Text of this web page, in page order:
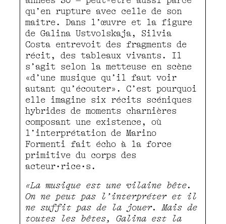
qu’en rupture avec celle de son
maître. Dans l’œuvre et la figure
de Galina Ustvolskaja, Silvia
Costa entrevoit des fragments de
récit, des tableaux vivants. Il
s’agit selon la metteuse en scène
«d’une musique qu’il faut voir
autant qu’écouter». C’est pourquoi
elle imagine six récits scéniques
hybrides de moments charnières
composant une existence, où
l’interprétation de Marino
Formenti fait écho à la force
primitive du corps des
acteur•rice•s.
«La musique est une vilaine bête.
On ne peut pas l’interpréter et il
ne suffit pas de la jouer. Mais de
toutes les bêtes, Galina est la